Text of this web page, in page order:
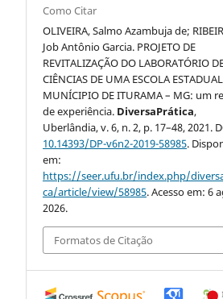
Como Citar
OLIVEIRA, Salmo Azambuja de;
Job Antônio Garcia. PROJETO DE
REVITALIZAÇÃO DO LABORATÓRIO
CIÊNCIAS DE UMA ESCOLA
MUNÍCIPIO DE ITURAMA – MG: um
de experiência. DiversaPrática,
Uberlândia, v. 6, n. 2, p. 17–48, 2021.
10.14393/DP-v6n2-2019-58985.
em:
https://seer.ufu.br/index.php/
ca/article/view/58985. Acesso em: 6
2026.
Formatos de Citação